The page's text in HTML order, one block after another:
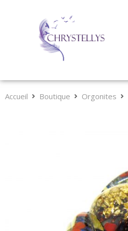
Accueil Boutique Orgonites